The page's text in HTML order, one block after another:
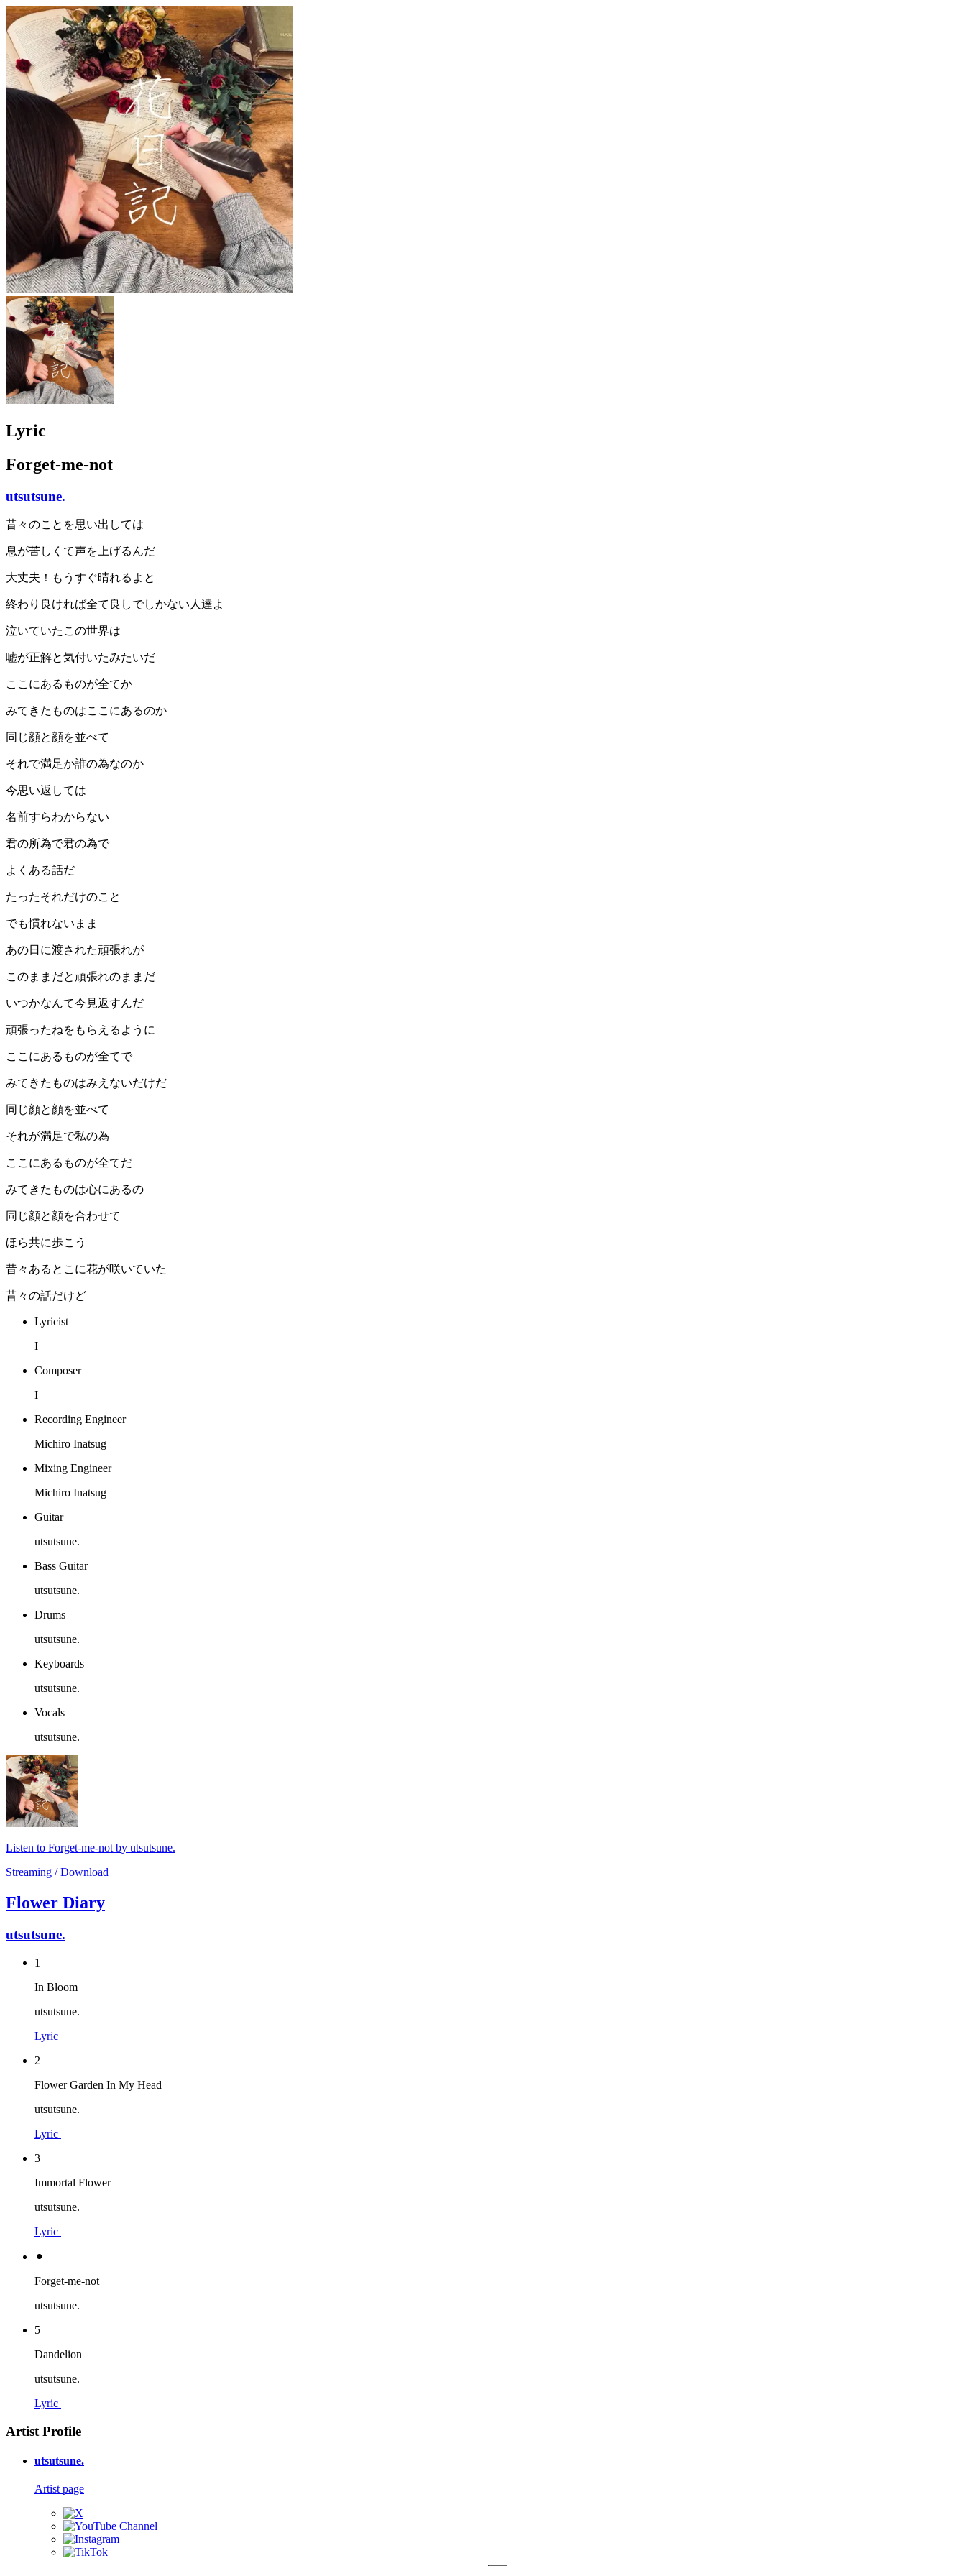
Lyric
Forget-me-not
utsutsune.
昔々のことを思い出しては
息が苦しくて声を上げるんだ
大丈夫！もうすぐ晴れるよと
終わり良ければ全て良しでしかない人達よ
泣いていたこの世界は
嘘が正解と気付いたみたいだ
ここにあるものが全てか
みてきたものはここにあるのか
同じ顔と顔を並べて
それで満足か誰の為なのか
今思い返しては
名前すらわからない
君の所為で君の為で
よくある話だ
たったそれだけのこと
でも慣れないまま
あの日に渡された頑張れが
このままだと頑張れのままだ
いつかなんて今見返すんだ
頑張ったねをもらえるように
ここにあるものが全てで
みてきたものはみえないだけだ
同じ顔と顔を並べて
それが満足で私の為
ここにあるものが全てだ
みてきたものは心にあるの
同じ顔と顔を合わせて
ほら共に歩こう
昔々あるとこに花が咲いていた
昔々の話だけど
Lyricist
I
Composer
I
Recording Engineer
Michiro Inatsug
Mixing Engineer
Michiro Inatsug
Guitar
utsutsune.
Bass Guitar
utsutsune.
Drums
utsutsune.
Keyboards
utsutsune.
Vocals
utsutsune.
Listen to Forget-me-not by utsutsune.
Streaming / Download
Flower Diary
utsutsune.
1
In Bloom
utsutsune.
Lyric
2
Flower Garden In My Head
utsutsune.
Lyric
3
Immortal Flower
utsutsune.
Lyric
⚫︎
Forget-me-not
utsutsune.
5
Dandelion
utsutsune.
Lyric
Artist Profile
utsutsune.
Artist page